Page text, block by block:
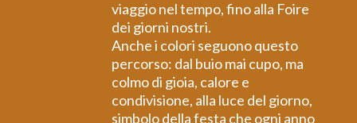
viaggio nel tempo, fino alla Foire
dei giorni nostri.
Anche i colori seguono questo
percorso: dal buio mai cupo, ma
colmo di gioia, calore e
condivisione, alla luce del giorno,
simbolo della festa che ogni anno